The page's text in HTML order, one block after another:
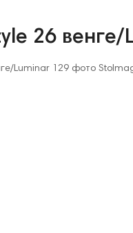
26 венге/